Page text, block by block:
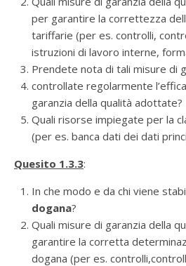
per garantire la correttezza
tariffarie (per es. controlli,
istruzioni di lavoro interne,
Prendete nota di tali misure di
controllate regolarmente
garanzia della qualità adottate?
Quali risorse impiegate per la
(per es. banca dati dei dati
Quesito 1.3.3:
In che modo e da chi viene
dogana?
Quali misure di garanzia della
garantire la corretta
dogana (per es.